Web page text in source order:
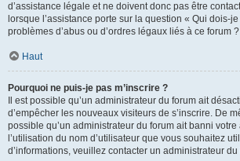
d’assistance légale et ne doivent donc pas être
lorsque l’assistance porte sur la question « Qui dois-
problèmes d’abus ou d’ordres légaux liés à ce forum
Haut
Pourquoi ne puis-je pas m’inscrire ?
Il est possible qu’un administrateur du forum ait
d’empêcher les nouveaux visiteurs de s’inscrire. De
possible qu’un administrateur du forum ait banni
l’utilisation du nom d’utilisateur que vous souhaitez
d’informations, veuillez contacter un administrateur du